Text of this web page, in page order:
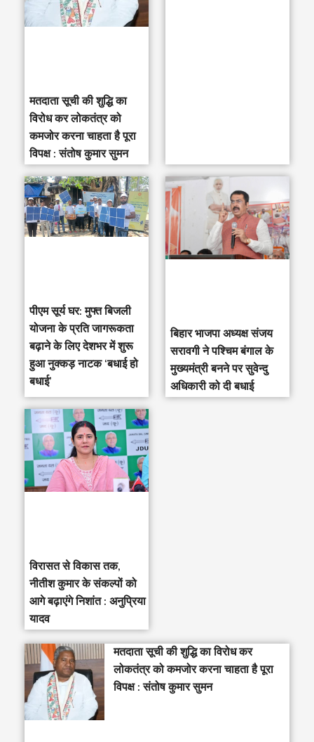
मतदाता सूची की शुद्धि का
विरोध कर लोकतंत्र को
कमजोर करना चाहता है पूरा
विपक्ष : संतोष कुमार सुमन
पीएम सूर्य घर: मुफ्त बिजली
योजना के प्रति जागरूकता
बढ़ाने के लिए देशभर में शुरू
हुआ नुक्कड़ नाटक ‘बधाई हो
बधाई’
‎बिहार भाजपा अध्यक्ष संजय
सरावगी ने पश्चिम बंगाल के
मुख्यमंत्री बनने पर सुवेन्दु
अधिकारी को दी बधाई
विरासत से विकास तक,
नीतीश कुमार के संकल्पों को
आगे बढ़ाएंगे निशांत : अनुप्रिया
यादव
मतदाता सूची की शुद्धि का विरोध कर
लोकतंत्र को कमजोर करना चाहता है पूरा
विपक्ष : संतोष कुमार सुमन